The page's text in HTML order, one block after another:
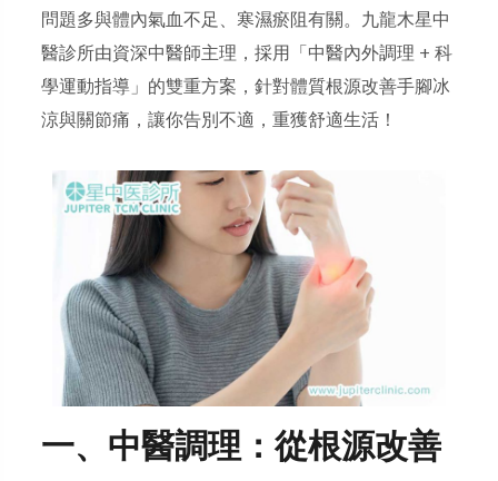
問題多與體內氣血不足、寒濕瘀阻有關。九龍木星中
醫診所由資深中醫師主理，採用「中醫內外調理 + 科
學運動指導」的雙重方案，針對體質根源改善手腳冰
涼與關節痛，讓你告別不適，重獲舒適生活！
一、中醫調理：從根源改善